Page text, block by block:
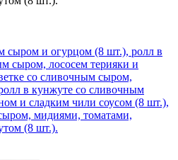
сыром и огурцом (8 шт.), ролл в
сыром, лососем терияки и
со сливочным сыром,
в кунжуте со сливочным
и сладким чили соусом (8 шт.),
мидиями, томатами,
(8 шт.).